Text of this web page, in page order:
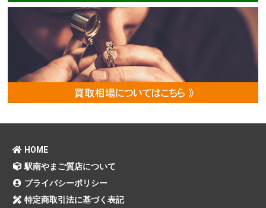
HOME
駅南やまご質店について
プライバシーポリシー
特定商取引法に基づく表記